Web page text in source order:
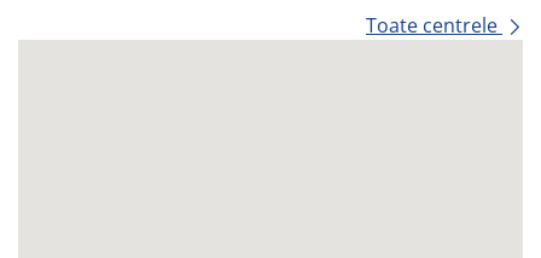
Toate centrele